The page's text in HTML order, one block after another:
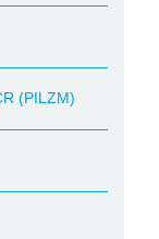
(PILZM)